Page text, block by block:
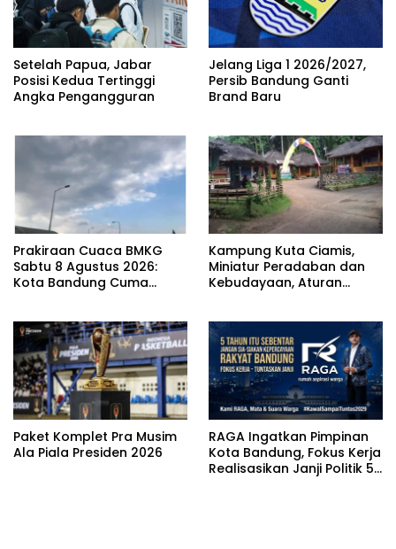
Setelah Papua, Jabar
Posisi Kedua Tertinggi
Angka Pengangguran
Jelang Liga 1 2026/2027,
Persib Bandung Ganti
Brand Baru
Prakiraan Cuaca BMKG
Sabtu 8 Agustus 2026:
Kota Bandung Cuma
Kampung Kuta Ciamis,
Miniatur Peradaban dan
Kebudayaan, Aturan
Paket Komplet Pra Musim
Ala Piala Presiden 2026
RAGA Ingatkan Pimpinan
Kota Bandung, Fokus Kerja
Realisasikan Janji Politik 5